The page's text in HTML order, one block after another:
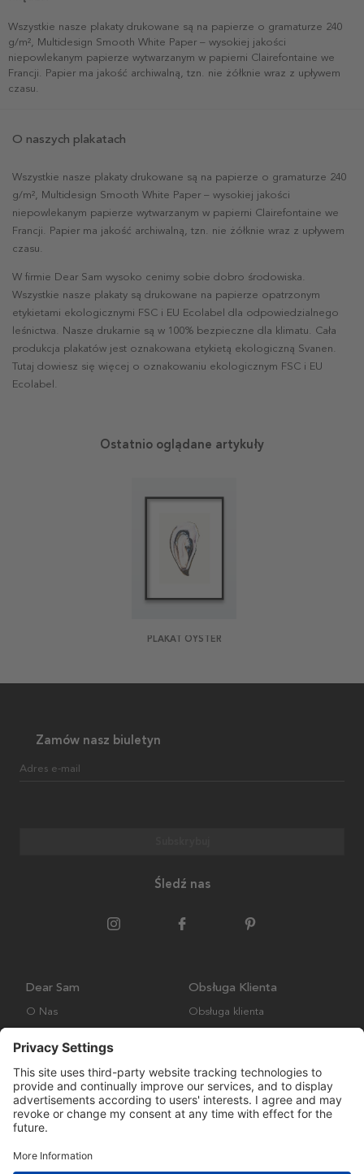
Wszystkie nasze plakaty drukowane są na papierze o gramaturze 240
g/m², Multidesign Smooth White Paper – wysokiej jakości
niepowlekanym papierze wytwarzanym w papierni Clairefontaine we
Francji. Papier ma jakość archiwalną, tzn. nie żółknie wraz z upływem
czasu.
O naszych plakatach
Wszystkie nasze plakaty drukowane są na papierze o gramaturze 240
g/m², Multidesign Smooth White Paper – wysokiej jakości
niepowlekanym papierze wytwarzanym w papierni Clairefontaine we
Francji. Papier ma jakość archiwalną, tzn. nie żółknie wraz z upływem
czasu.
W firmie Dear Sam wysoko cenimy sobie dobro środowiska.
Wszystkie nasze plakaty są drukowane na papierze opatrzonym
etykietami ekologicznymi FSC i EU Ecolabel dla odpowiedzialnego
leśnictwa. Nasze drukarnie są w 100% bezpieczne dla klimatu. Cała
produkcja plakatów jest oznakowana etykietą ekologiczną Svanen.
Tutaj dowiesz się więcej o oznakowaniu ekologicznym FSC i EU
Ecolabel.
Ostatnio oglądane artykuły
PLAKAT OYSTER
Zamów nasz biuletyn
Adres e-mail
Śledź nas
Dear Sam
O Nas
Obsługa Klienta
Obsługa klienta
Wysyłka i Dostawa